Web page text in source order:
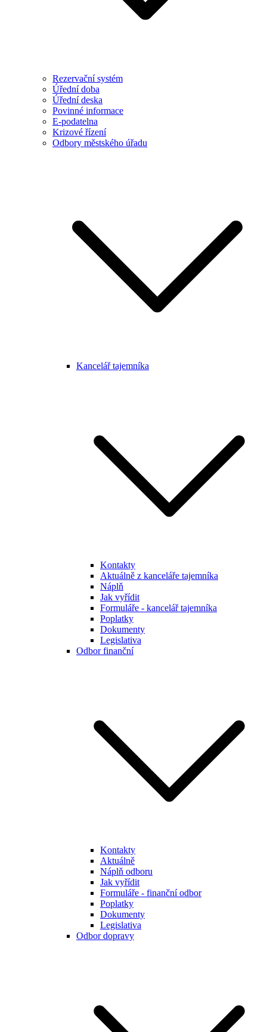
Rezervační systém
Úřední doba
Úřední deska
Povinné informace
E-podatelna
Krizové řízení
Odbory městského úřadu
Kancelář tajemníka
Kontakty
Aktuálně z kanceláře tajemníka
Náplň
Jak vyřídit
Formuláře - kancelář tajemníka
Poplatky
Dokumenty
Legislativa
Odbor finanční
Kontakty
Aktuálně
Náplň odboru
Jak vyřídit
Formuláře - finanční odbor
Poplatky
Dokumenty
Legislativa
Odbor dopravy